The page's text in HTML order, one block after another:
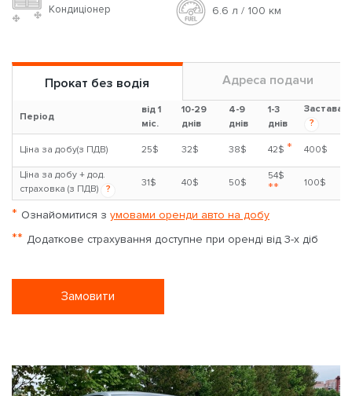
Кондиціонер 6.6 л / 100 км
Прокат без водія Адреса подачи
Період
від 1
міс.
10-29
днів
4-9
днів
1-3
днів
Застава
?
Ціна за добу(з ПДВ) 25$ 32$ 38$ 42$ * 400$
Ціна за добу + дод.
страховка (з ПДВ)
?
31$ 40$ 50$
54$
** 100$
* Ознайомитися з умовами оренди авто на добу
** Додаткове страхування доступне при оренді від 3-х діб
Замовити